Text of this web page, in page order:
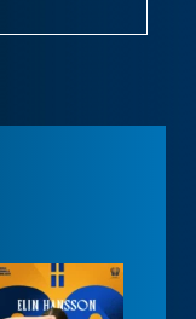
handbollslandslaget
Aug 7